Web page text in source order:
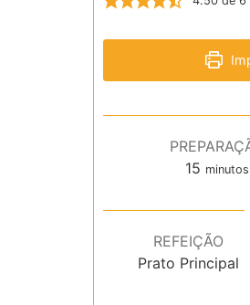
15minutos
minutos
REFEIÇÃO
Prato Principal